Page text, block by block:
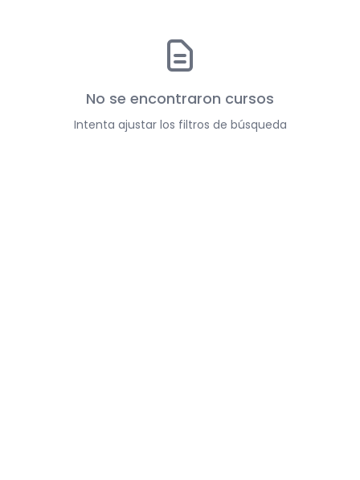
No se encontraron cursos
Intenta ajustar los filtros de búsqueda